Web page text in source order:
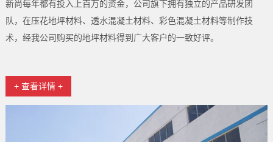
新尚每年都有投入上百万的资金，公司旗下拥有独立的产品研发团
队，在压花地坪材料、透水混凝土材料、彩色混凝土材料等制作技
术，经我公司购买的地坪材料得到广大客户的一致好评。
+ 查看详情 +